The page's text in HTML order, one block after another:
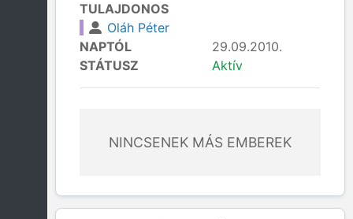
TULAJDONOS
Oláh Péter
NAPTÓL
29.09.2010.
STÁTUSZ
Aktív
NINCSENEK MÁS EMBEREK